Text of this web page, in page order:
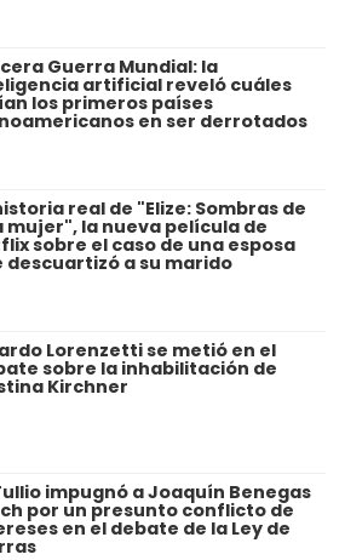
Guerra Mundial: la
artificial reveló cuáles
los primeros países
en ser derrotados
real de "Elize: Sombras de
mujer", la nueva película de
sobre el caso de una esposa
descuartizó a su marido
Lorenzetti se metió en el
sobre la inhabilitación de
Kirchner
impugnó a Joaquín Benegas
por un presunto conflicto de
en el debate de la Ley de